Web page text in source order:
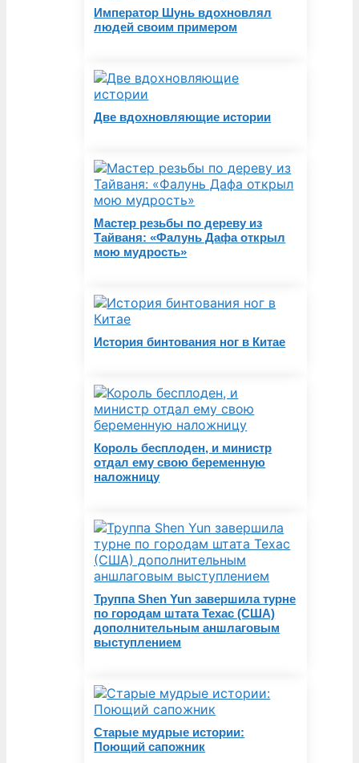
Император Шунь вдохновлял
людей своим примером
Две вдохновляющие истории
Мастер резьбы по дереву из
Тайваня: «Фалунь Дафа открыл
мою мудрость»
История бинтования ног в Китае
Король бесплоден, и министр
отдал ему свою беременную
наложницу
Труппа Shen Yun завершила турне
по городам штата Техас (США)
дополнительным аншлаговым
выступлением
Старые мудрые истории:
Поющий сапожник